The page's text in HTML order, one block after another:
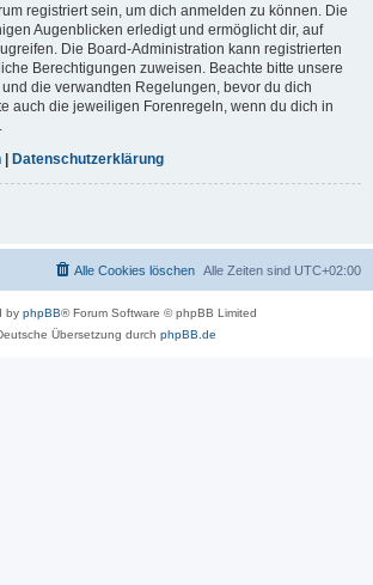
registriert sein, um dich anmelden zu können. Die
Augenblicken erledigt und ermöglicht dir, auf
Die Board-Administration kann registrierten
Berechtigungen zuweisen. Beachte bitte unsere
die verwandten Regelungen, bevor du dich
auch die jeweiligen Forenregeln, wenn du dich in
| Datenschutzerklärung
Alle Zeiten sind UTC+02:00
Alle Cookies löschen
by phpBB® Forum Software © phpBB Limited
Übersetzung durch phpBB.de